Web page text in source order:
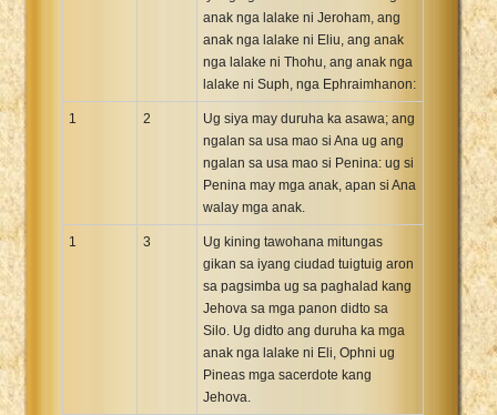
Spanish Sag. Escrituras 1569
Swahili New Testament
Tagalog John and James
Uma New Testament
anak nga lalake ni Jeroham, ang
anak nga lalake ni Eliu, ang anak
nga lalake ni Thohu, ang anak nga
lalake ni Suph, nga Ephraimhanon:
1 2
Ug siya may duruha ka asawa; ang
ngalan sa usa mao si Ana ug ang
ngalan sa usa mao si Penina: ug si
Penina may mga anak, apan si Ana
walay mga anak.
1 3
Ug kining tawohana mitungas
gikan sa iyang ciudad tuigtuig aron
sa pagsimba ug sa paghalad kang
Jehova sa mga panon didto sa
Silo. Ug didto ang duruha ka mga
anak nga lalake ni Eli, Ophni ug
Pineas mga sacerdote kang
Jehova.